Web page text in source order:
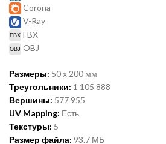
Corona
V-Ray
FBX
OBJ
Размеры: 50 x 200 мм
Треугольники: 1 105 888
Вершины: 577 955
UV Mapping: Есть
Текстуры: 5
Размер файла: 93.7 МБ